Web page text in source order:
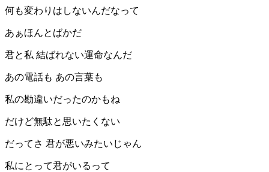
何も変わりはしないんだなって
あぁほんとばかだ
君と私 結ばれない運命なんだ
あの電話も あの言葉も
私の勘違いだったのかもね
だけど無駄と思いたくない
だってさ 君が悪いみたいじゃん
私にとって君がいるって